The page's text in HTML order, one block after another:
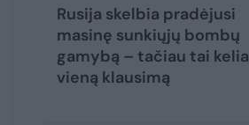
Rusija skelbia pradėjusi
masinę sunkiųjų bombų
gamybą – tačiau tai kelia
vieną klausimą